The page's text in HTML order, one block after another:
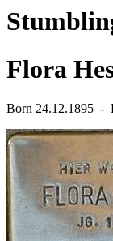
Flora
Born 24.12.1895 ‐